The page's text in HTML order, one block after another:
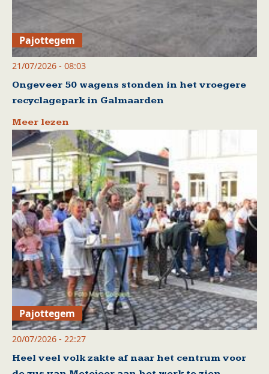
Pajottegem
21/07/2026 - 08:03
Ongeveer 50 wagens stonden in het vroegere
recyclagepark in Galmaarden
Meer lezen
Pajottegem
20/07/2026 - 22:27
Heel veel volk zakte af naar het centrum voor